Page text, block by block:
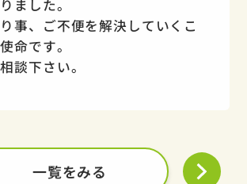
ました。
事、ご不便を解決していくこ
命です。
談下さい。
一覧をみる